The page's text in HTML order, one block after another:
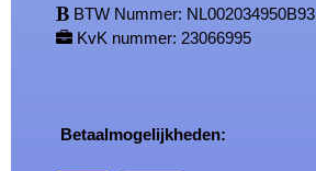
BTW Nummer: NL002034950B93
KvK nummer: 23066995
Betaalmogelijkheden: